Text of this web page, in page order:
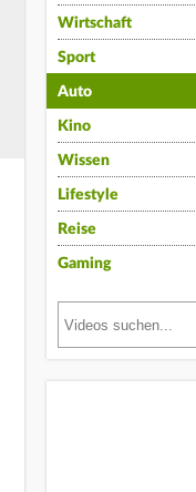
Wirtschaft
Sport
Auto
Kino
Wissen
Lifestyle
Reise
Gaming